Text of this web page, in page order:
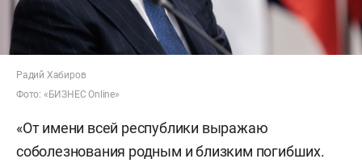
Радий Хабиров
Фото: «БИЗНЕС Online»
«От имени всей республики выражаю
соболезнования родным и близким погибших.